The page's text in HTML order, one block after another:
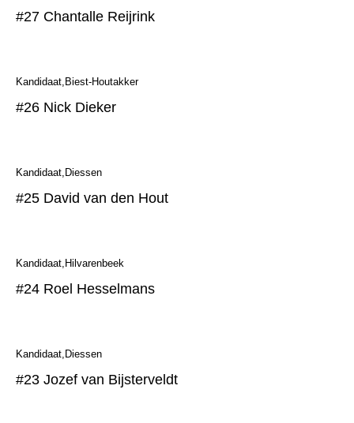
#27 Chantalle Reijrink
Kandidaat Biest-Houtakker
#26 Nick Dieker
Kandidaat Diessen
#25 David van den Hout
Kandidaat Hilvarenbeek
#24 Roel Hesselmans
Kandidaat Diessen
#23 Jozef van Bijsterveldt